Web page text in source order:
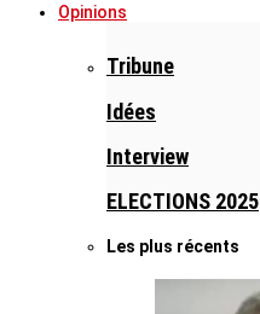
Opinions
Tribune
Idées
Interview
ELECTIONS 2025
Les plus récents